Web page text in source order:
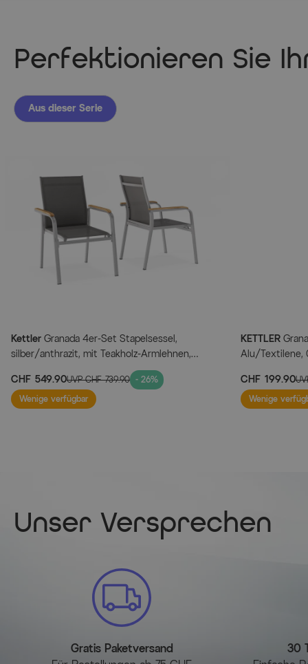
Perfektionieren Sie
Aus dieser Serie
Kettler Granada 4er-Set Stapelsessel,
silber/anthrazit, mit Teakholz-Armlehnen,
CHF 549.90UVPCHF 739.90 - 26%
Wenige verfügbar
KETTLER
Alu/Textilene,
CHF 199.90
Wenige
Unser Versprechen
Gratis Paketversand
30